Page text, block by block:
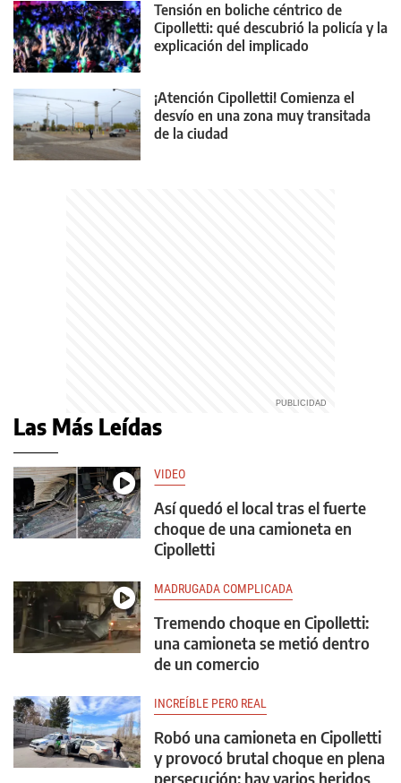
Tensión en boliche céntrico de
Cipolletti: qué descubrió la policía y la
explicación del implicado
¡Atención Cipolletti! Comienza el
desvío en una zona muy transitada
de la ciudad
Las Más Leídas
VIDEO
Así quedó el local tras el fuerte
choque de una camioneta en
Cipolletti
MADRUGADA COMPLICADA
Tremendo choque en Cipolletti:
una camioneta se metió dentro
de un comercio
INCREÍBLE PERO REAL
Robó una camioneta en Cipolletti
y provocó brutal choque en plena
persecución: hay varios heridos